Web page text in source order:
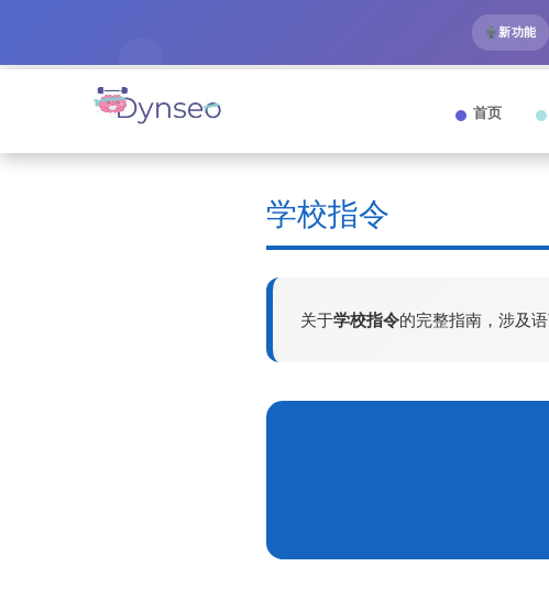
新功能
首页
学校指令
关于学校指令的完整指南，涉及